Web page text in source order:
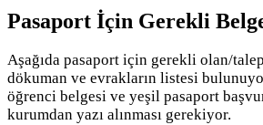
Pasaport İçin Gerekli
Aşağıda pasaport için gerekli olan/
dökuman ve evrakların listesi
öğrenci belgesi ve yeşil pasaport
kurumdan yazı alınması gerekiyor.